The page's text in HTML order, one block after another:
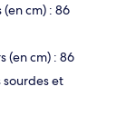
cm) : 86
(en cm) : 86
sourdes et